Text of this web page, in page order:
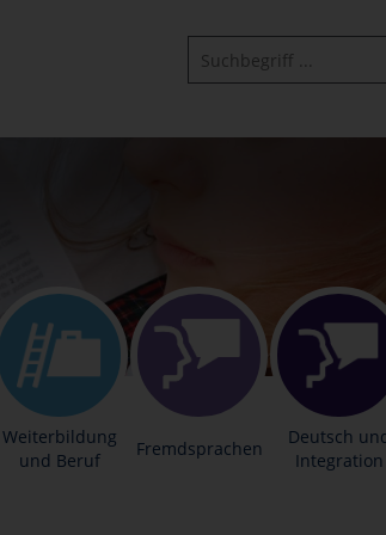
Weiterbildung
und Beruf
Fremdsprachen
Deutsch
Integration